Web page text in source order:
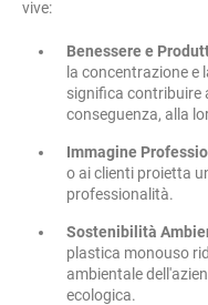
vive:
Benessere e
la concentrazione e
significa contribuire
conseguenza, alla
Immagine
o ai clienti proietta
professionalità.
Sostenibilità
plastica monouso
ambientale
ecologica.